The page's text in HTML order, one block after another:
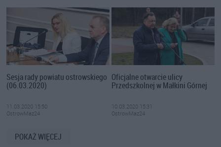
Sesja rady powiatu ostrowskiego
(06.03.2020)
11.03.2020 15:50
OstrowMaz24
Oficjalne otwarcie ulicy
Przedszkolnej w Małkini Górnej
10.03.2020 15:31
OstrowMaz24
POKAŻ WIĘCEJ